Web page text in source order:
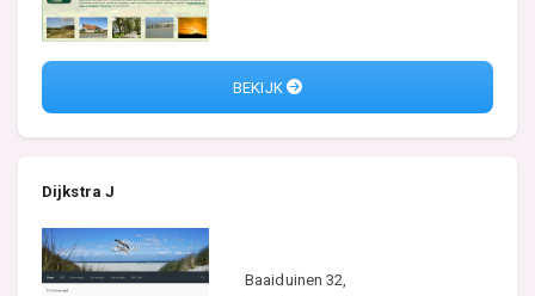
BEKIJK
Dijkstra J
Baaiduinen 32,